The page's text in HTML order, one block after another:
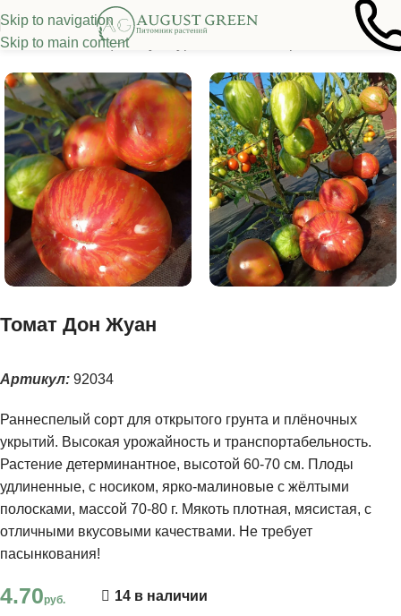
Skip to navigation
Skip to main content
/Семена овощных культур Низкорослые томаты
Томат Дон Жуан
Артикул: 92034
Раннеспелый сорт для открытого грунта и плёночных
укрытий. Высокая урожайность и транспортабельность.
Растение детерминантное, высотой 60-70 см. Плоды
удлиненные, с носиком, ярко-малиновые с жёлтыми
полосками, массой 70-80 г. Мякоть плотная, мясистая, с
отличными вкусовыми качествами. Не требует
пасынкования!
4.70руб. 14 в наличии